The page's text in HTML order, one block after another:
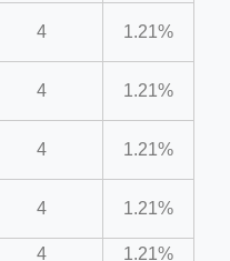
4 1.21%
4 1.21%
4 1.21%
4 1.21%
4
1.21%